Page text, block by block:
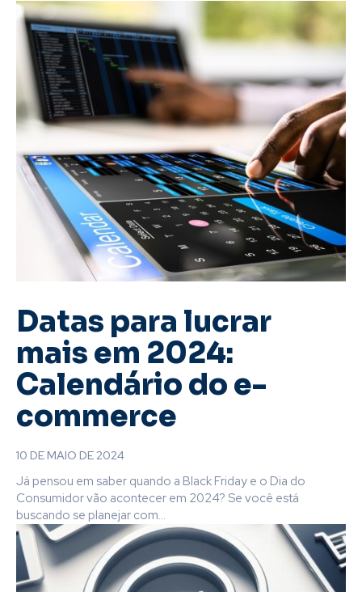
Datas para lucrar
mais em 2024:
Calendário do e-
commerce
10 DE MAIO DE 2024
Já pensou em saber quando a Black Friday e o Dia do
Consumidor vão acontecer em 2024? Se você está
buscando se planejar com...